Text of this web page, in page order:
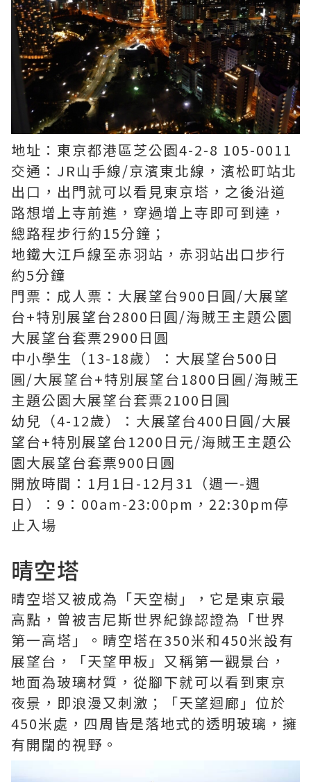
地址：東京都港區芝公園4-2-8 105-0011
交通：JR山手線/京濱東北線，濱松町站北
出口，出門就可以看見東京塔，之後沿道
路想增上寺前進，穿過增上寺即可到達，
總路程步行約15分鐘；
地鐵大江戶線至赤羽站，赤羽站出口步行
約5分鐘
門票：成人票：大展望台900日圓/大展望
台+特別展望台2800日圓/海賊王主題公園
大展望台套票2900日圓
中小學生（13-18歲）：大展望台500日
圓/大展望台+特別展望台1800日圓/海賊王
主題公園大展望台套票2100日圓
幼兒（4-12歲）：大展望台400日圓/大展
望台+特別展望台1200日元/海賊王主題公
園大展望台套票900日圓
開放時間：1月1日-12月31（週一-週
日）：9：00am-23:00pm，22:30pm停
止入場
晴空塔
晴空塔又被成為「天空樹」，它是東京最
高點，曾被吉尼斯世界紀錄認證為「世界
第一高塔」。晴空塔在350米和450米設有
展望台，「天望甲板」又稱第一觀景台，
地面為玻璃材質，從腳下就可以看到東京
夜景，即浪漫又刺激；「天望迴廊」位於
450米處，四周皆是落地式的透明玻璃，擁
有開闊的視野。